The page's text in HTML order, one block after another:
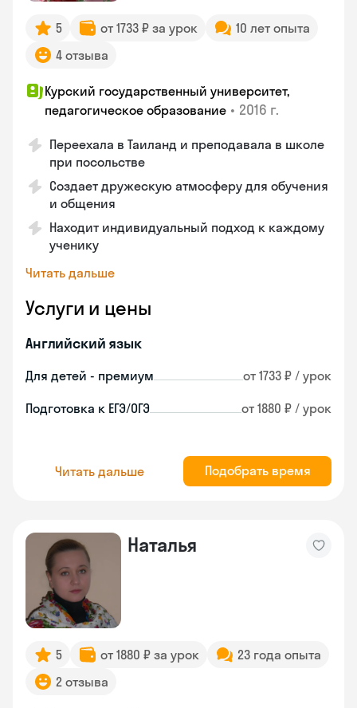
5 от 1733 ₽ за урок
10 лет опыта
4 отзыва
Курский государственный университет,
педагогическое образование • 2016 г.
Переехала в Таиланд и преподавала в школе
при посольстве
Создает дружескую атмосферу для обучения
и общения
Находит индивидуальный подход к каждому
ученику
Читать дальше
Услуги и цены
Английский язык
Для детей - премиум от 1733 ₽ / урок
Подготовка к ЕГЭ/ОГЭ от 1880 ₽ / урок
Читать дальше Подобрать время
Наталья
5 от 1880 ₽ за урок
23 года опыта
2 отзыва